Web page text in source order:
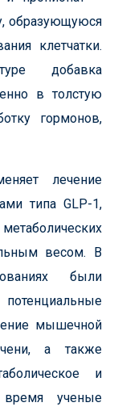
образующуюся
клетчатки.
добавка
в толстую
гормонов,
лечение
типа GLP-1,
весом. В
были
мышечной
а также
и
ученые